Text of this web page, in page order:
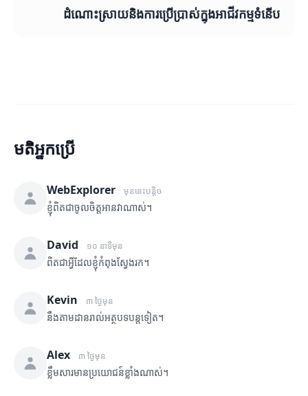
ដំណោះស្រាយនិងការប្រើប្រាស់ក្នុងអាជីវកម្មទំនើប
មតិអ្នកប្រើ
WebExplorer មុននេះបន្តិច
ខ្ញុំពិតជាចូលចិត្តអានវាណាស់។
David ១០ នាទីមុន
ពិតជាអ្វីដែលខ្ញុំកំពុងស្វែងរក។
Kevin ៣ ថ្ងៃមុន
នឹងតាមដានរាល់អត្ថបទបន្តទៀត។
Alex ៣ ថ្ងៃមុន
ខ្លឹមសារមានប្រយោជន៍ខ្លាំងណាស់។